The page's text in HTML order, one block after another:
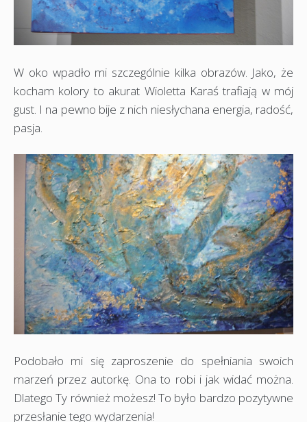
W oko wpadło mi szczególnie kilka obrazów. Jako, że
kocham kolory to akurat Wioletta Karaś trafiają w mój
gust. I na pewno bije z nich niesłychana energia, radość,
pasja.
Podobało mi się zaproszenie do spełniania swoich
marzeń przez autorkę. Ona to robi i jak widać można.
Dlatego Ty również możesz! To było bardzo pozytywne
przesłanie tego wydarzenia!